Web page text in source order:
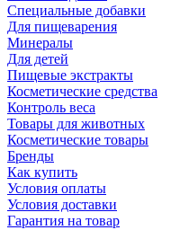
Специальные добавки
Для пищеварения
Минералы
Для детей
Пищевые экстракты
Косметические средства
Контроль веса
Товары для животных
Косметические товары
Бренды
Как купить
Условия оплаты
Условия доставки
Гарантия на товар